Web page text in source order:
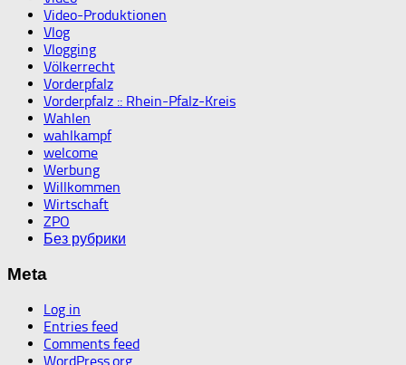
Video-Produktionen
Vlog
Vlogging
Völkerrecht
Vorderpfalz
Vorderpfalz :: Rhein-Pfalz-Kreis
Wahlen
wahlkampf
welcome
Werbung
Willkommen
Wirtschaft
ZPO
Без рубрики
Meta
Log in
Entries feed
Comments feed
WordPress.org